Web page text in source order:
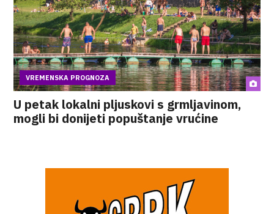
VREMENSKA PROGNOZA
U petak lokalni pljuskovi s grmljavinom,
mogli bi donijeti popuštanje vrućine